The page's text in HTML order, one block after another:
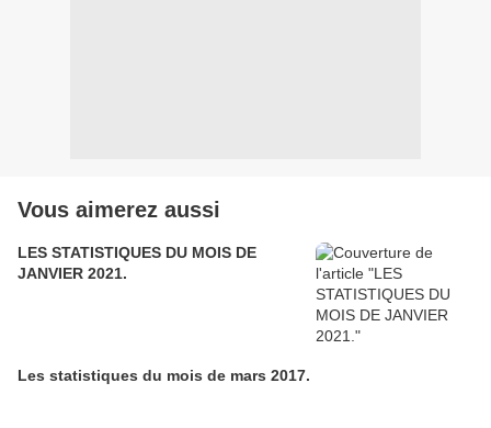
Vous aimerez aussi
LES STATISTIQUES DU MOIS DE
JANVIER 2021.
Les statistiques du mois de mars 2017.